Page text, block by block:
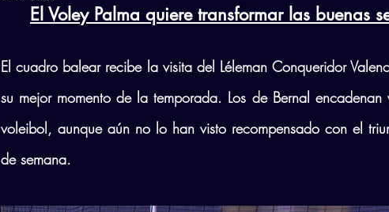
El Voley Palma quiere transformar las buenas
El cuadro balear recibe la visita del Léleman Conqueridor
su mejor momento de la temporada. Los de Bernal
voleibol, aunque aún no lo han visto recompensado con el
de semana.